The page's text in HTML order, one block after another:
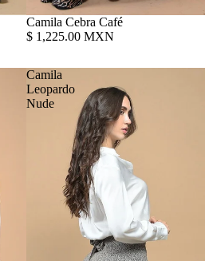
Camila Cebra Café
$ 1,225.00 MXN
Camila
Leopardo
Nude